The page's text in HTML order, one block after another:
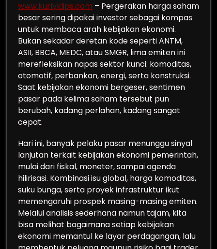
www.kurlyklips.com – Pergerakan harga saham
besar sering dipakai investor sebagai kompas
untuk membaca arah kebijakan ekonomi.
Bukan sekadar deretan kode seperti ANTM,
ASII, BBCA, MEDC, atau SMGR, lima emiten ini
merefleksikan napas sektor kunci: komoditas,
otomotif, perbankan, energi, serta konstruksi.
Saat kebijakan ekonomi bergeser, sentimen
pasar pada kelima saham tersebut pun
berubah, kadang perlahan, kadang sangat
cepat.
Hari ini, banyak pelaku pasar menunggu sinyal
lanjutan terkait kebijakan ekonomi pemerintah,
mulai dari fiskal, moneter, sampai agenda
hilirisasi. Kombinasi isu global, harga komoditas,
suku bunga, serta proyek infrastruktur ikut
memengaruhi prospek masing-masing emiten.
Melalui analisis sederhana namun tajam, kita
bisa melihat bagaimana setiap kebijakan
ekonomi memantul ke layar perdagangan, lalu